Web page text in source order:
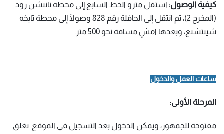
كيفية الوصول: استقل مترو الخط السابع إلى محطة نانتشن رود
(المخرج 2)، ثم انتقل إلى الحافلة رقم 828 وصولًا إلى محطة تايخه
شينتشنغ، وبعدها امشِ مسافة نحو 500 متر.
ساعات العمل والدخول
المرحلة الأولى:
مفتوحة للجمهور، ويمكن الدخول بعد التسجيل في الموقع. تغلق